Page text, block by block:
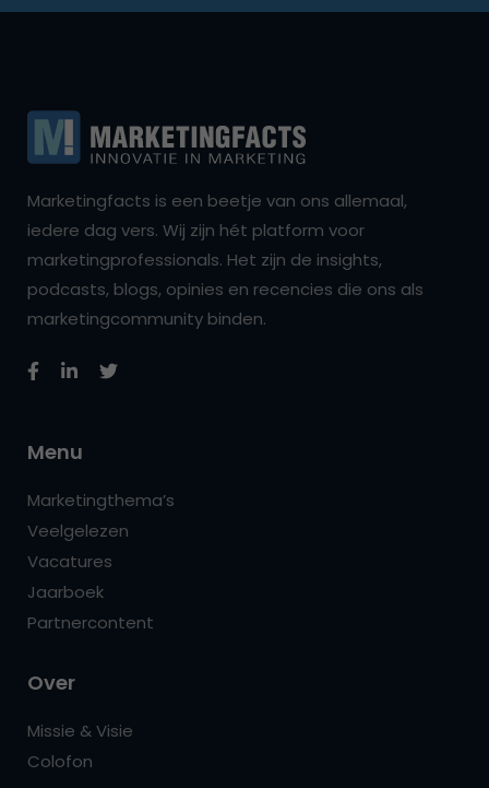
Marketingfacts is een beetje van ons allemaal,
iedere dag vers. Wij zijn hét platform voor
marketingprofessionals. Het zijn de insights,
podcasts, blogs, opinies en recencies die ons als
marketingcommunity binden.
Menu
Marketingthema’s
Veelgelezen
Vacatures
Jaarboek
Partnercontent
Over
Missie & Visie
Colofon